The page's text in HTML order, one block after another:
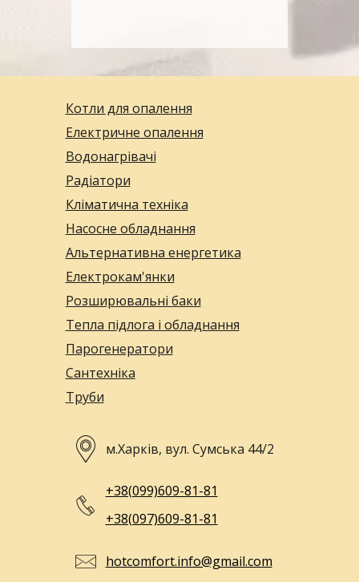
Котли для опалення
Електричне опалення
Водонагрівачі
Радіатори
Кліматична техніка
Насосне обладнання
Альтернативна енергетика
Електрокам'янки
Розширювальні баки
Тепла підлога і обладнання
Парогенератори
Сантехніка
Труби
м.Харків, вул. Сумська 44/2
+38(099)609-81-81
+38(097)609-81-81
hotcomfort.info@gmail.com